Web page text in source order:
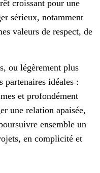
croissant pour une
sérieux, notamment
valeurs de respect, de
ou légèrement plus
partenaires idéales :
et profondément
une relation apaisée,
ensemble un
en complicité et